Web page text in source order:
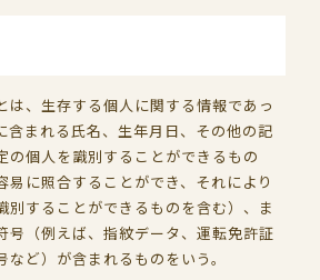
は、生存する個人に関する情報であっ
含まれる氏名、生年月日、その他の記
の個人を識別することができるもの
易に照合することができ、それにより
別することができるものを含む）、ま
号（例えば、指紋データ、運転免許証
など）が含まれるものをいう。